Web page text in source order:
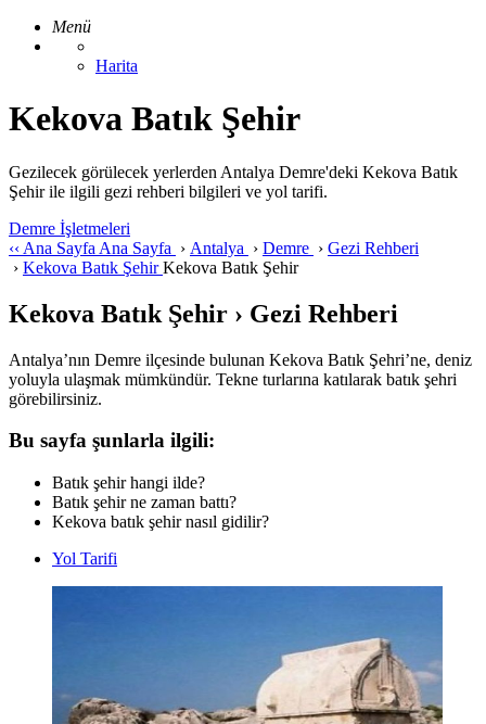
Menü
Harita
Kekova Batık Şehir
Gezilecek görülecek yerlerden Antalya Demre'deki Kekova Batık
Şehir ile ilgili gezi rehberi bilgileri ve yol tarifi.
Demre İşletmeleri
‹‹ Ana Sayfa Ana Sayfa › Antalya › Demre › Gezi Rehberi
› Kekova Batık ŞehirKekova Batık Şehir
Kekova Batık Şehir › Gezi Rehberi
Antalya’nın Demre ilçesinde bulunan Kekova Batık Şehri’ne, deniz
yoluyla ulaşmak mümkündür. Tekne turlarına katılarak batık şehri
görebilirsiniz.
Bu sayfa şunlarla ilgili:
Batık şehir hangi ilde?
Batık şehir ne zaman battı?
Kekova batık şehir nasıl gidilir?
Yol Tarifi